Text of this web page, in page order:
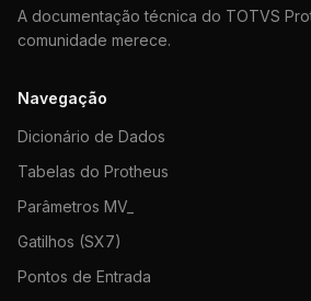
A documentação técnica do TOTVS
comunidade merece.
Navegação
Dicionário de Dados
Tabelas do Protheus
Parâmetros MV_
Gatilhos (SX7)
Pontos de Entrada